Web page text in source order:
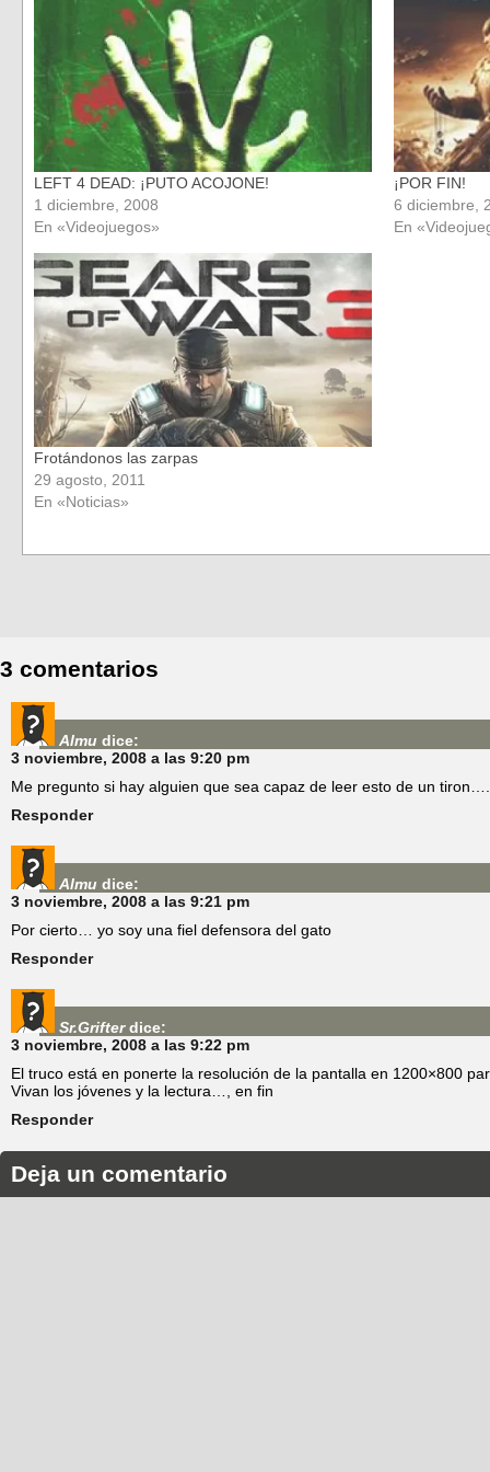
ventanaventana
nueva)
LEFT 4 DEAD: ¡PUTO ACOJONE!
1 diciembre, 2008
En «Videojuegos»
¡POR FIN!
6 diciembre,
En
Frotándonos las zarpas
29 agosto, 2011
En «Noticias»
3 comentarios
Almu dice:
3 noviembre, 2008 a las 9:20 pm
Me pregunto si hay alguien que sea capaz de leer esto de un tiron….
Responder
Almu dice:
3 noviembre, 2008 a las 9:21 pm
Por cierto… yo soy una fiel defensora del gato
Responder
Sr.Grifter dice:
3 noviembre, 2008 a las 9:22 pm
El truco está en ponerte la resolución de la pantalla en 1200×800
Vivan los jóvenes y la lectura…, en fin
Responder
Deja un comentario